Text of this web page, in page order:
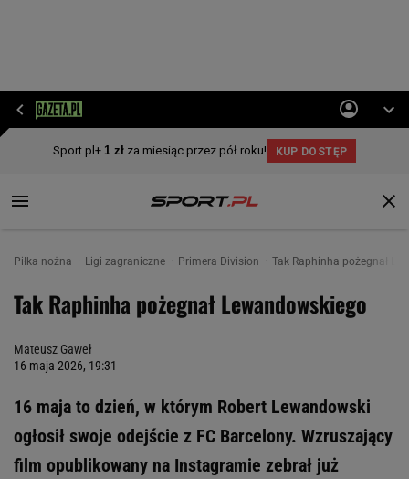
Piłka nożna Ligi zagraniczne Primera Division Tak Raphinha pożegnał
Tak Raphinha pożegnał Lewandowskiego
Mateusz Gaweł
16 maja 2026, 19:31
16 maja to dzień, w którym Robert Lewandowski
ogłosił swoje odejście z FC Barcelony. Wzruszający
film opublikowany na Instagramie zebrał już